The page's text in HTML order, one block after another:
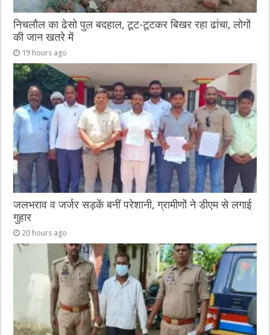
निचलौल का ढेसो पुल बदहाल, टूट-टूटकर बिखर रहा ढांचा, लोगों
की जान खतरे में
19 hours ago
जलभराव व जर्जर सड़कें बनीं परेशानी, ग्रामीणों ने डीएम से लगाई
गुहार
20 hours ago